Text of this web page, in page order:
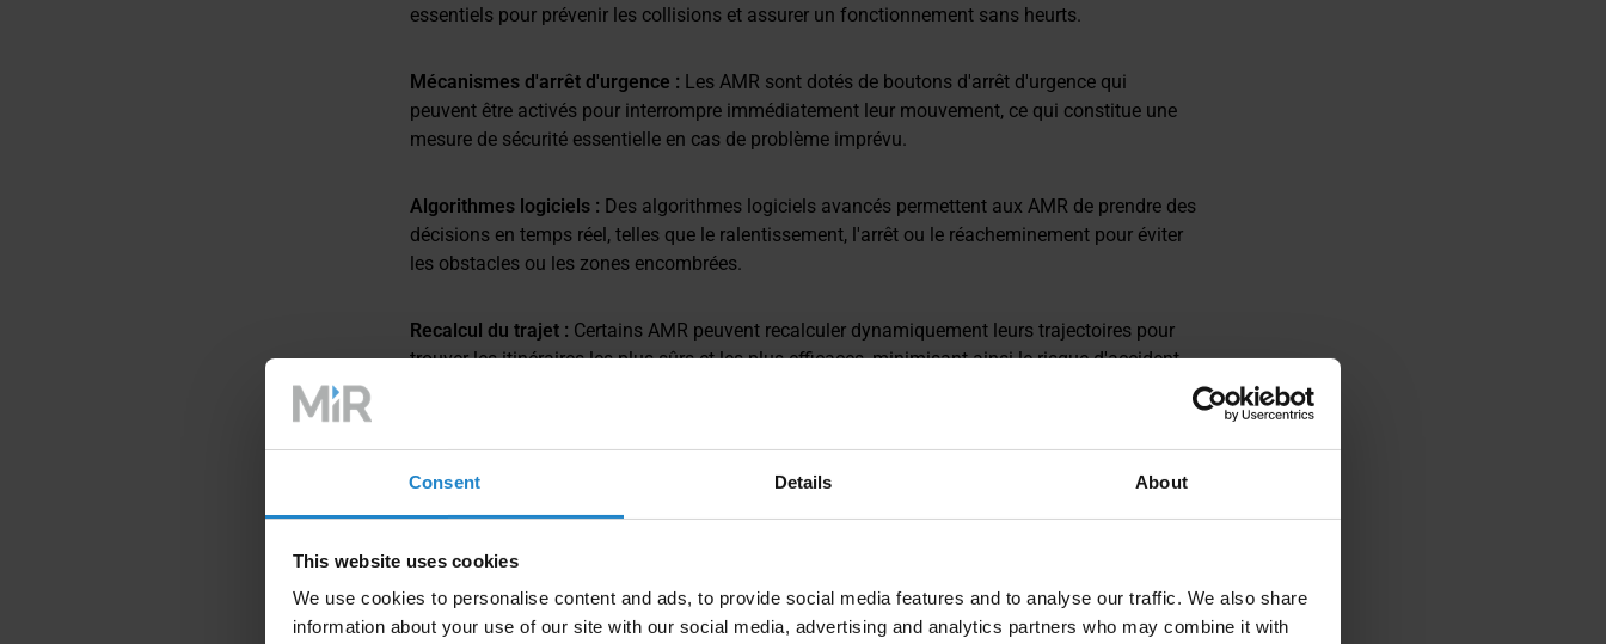
Consent Details About
This website uses cookies
We use cookies to personalise content and ads, to provide social media features and to analyse our traffic. We also share
information about your use of our site with our social media, advertising and analytics partners who may combine it with
essentiels pour prévenir les collisions et assurer un fonctionnement sans heurts.
Mécanismes d'arrêt d'urgence : Les AMR sont dotés de boutons d'arrêt d'urgence qui
peuvent être activés pour interrompre immédiatement leur mouvement, ce qui constitue une
mesure de sécurité essentielle en cas de problème imprévu.
Algorithmes logiciels : Des algorithmes logiciels avancés permettent aux AMR de prendre des
décisions en temps réel, telles que le ralentissement, l'arrêt ou le réacheminement pour éviter
les obstacles ou les zones encombrées.
Recalcul du trajet : Certains AMR peuvent recalculer dynamiquement leurs trajectoires pour
trouver les itinéraires les plus sûrs et les plus efficaces, minimisant ainsi le risque d'accident.
des robots mobiles dans diverses industries.